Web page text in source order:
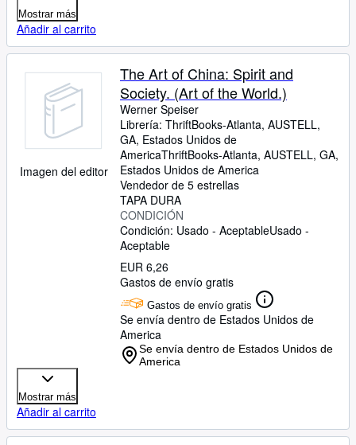
Mostrar más
Añadir al carrito
Imagen del editor
The Art of China: Spirit and
Society. (Art of the World.)
Werner Speiser
Librería: ThriftBooks-Atlanta, AUSTELL,
GA, Estados Unidos de
AmericaThriftBooks-Atlanta, AUSTELL, GA,
Estados Unidos de America
Vendedor de 5 estrellas
TAPA DURA
CONDICIÓN
Condición: Usado - AceptableUsado -
Aceptable
EUR 6,26
Gastos de envío gratis
Gastos de envío gratis
Se envía dentro de Estados Unidos de
America
Se envía dentro de Estados Unidos de
America
Mostrar más
Añadir al carrito